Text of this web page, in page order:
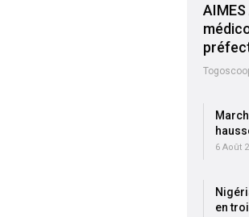
6 Août
en